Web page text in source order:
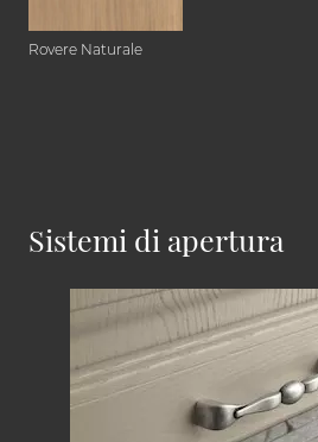
Rovere Naturale
Sistemi di apertura